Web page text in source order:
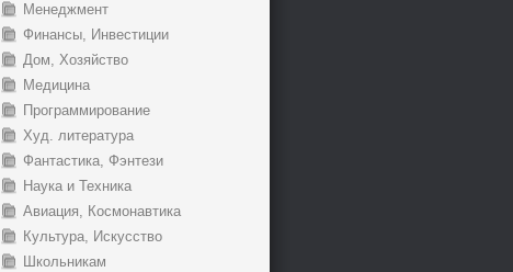
Менеджмент
Финансы, Инвестиции
Дом, Хозяйство
Медицина
Программирование
Худ. литература
Фантастика, Фэнтези
Наука и Техника
Авиация, Космонавтика
Культура, Искусство
Школьникам